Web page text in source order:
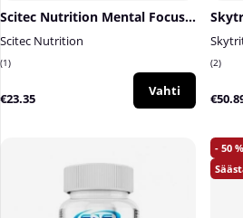
Scitec Nutrition Mental Focus, 90 caps
Scitec Nutrition
1
€23.35 Vahti
2
50